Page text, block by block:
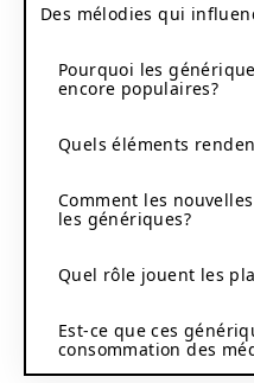
Des mélodies qui
Pourquoi les
encore populaires?
Quels éléments
Comment les
les génériques?
Quel rôle jouent les
Est-ce que ces
consommation des